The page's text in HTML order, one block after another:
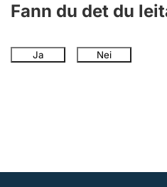
Fann du det du
Ja Nei